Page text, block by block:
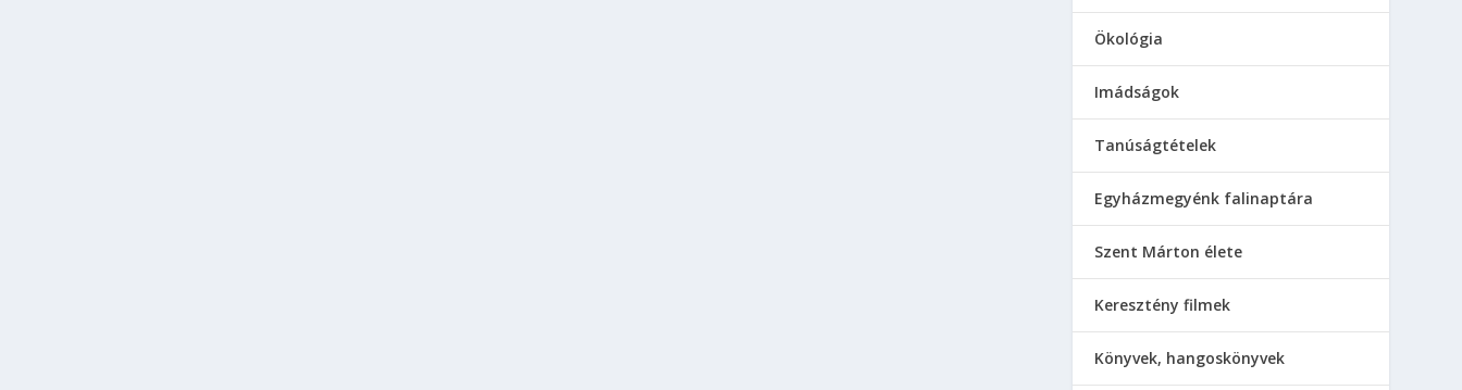
Ökológia
Imádságok
Tanúságtételek
Egyházmegyénk falinaptára
Szent Márton élete
Keresztény filmek
Könyvek, hangoskönyvek